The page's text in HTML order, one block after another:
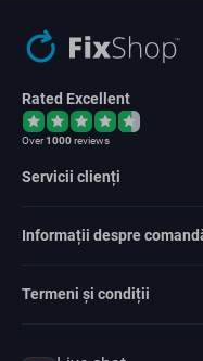
Rated Excellent
Over1000reviews
Servicii clienți
Informații despre
Termeni și condiții